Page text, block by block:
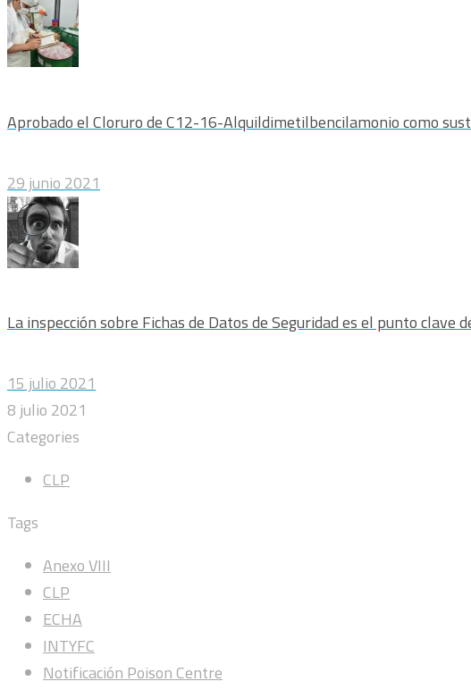
Aprobado el Cloruro de C12-16-Alquildimetilbencilamonio como
29 junio 2021
La inspección sobre Fichas de Datos de Seguridad es el punto clave
15 julio 2021
8 julio 2021
Categories
CLP
Tags
Anexo VIII
CLP
ECHA
INTYFC
Notificación Poison Centre